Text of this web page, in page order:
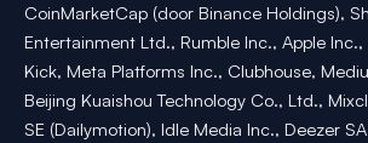
CoinMarketCap (door Binance Holdings),
Entertainment Ltd., Rumble Inc., Apple
Kick, Meta Platforms Inc., Clubhouse,
Beijing Kuaishou Technology Co., Ltd.,
SE (Dailymotion), Idle Media Inc., Deezer